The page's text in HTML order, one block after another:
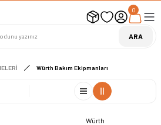
2026 YAPILACAK
1000 TL ve Üzeri Ücretsiz Kargo ARA
0
Würth Bakım Ekipmanları
Würth